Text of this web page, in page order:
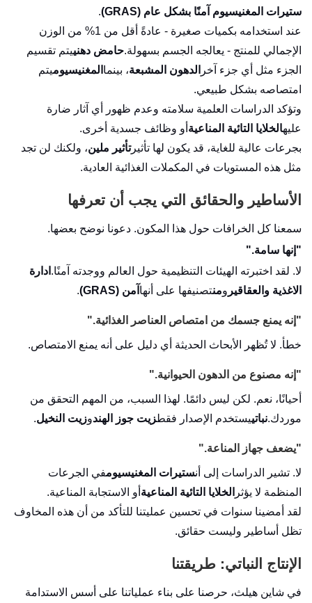
ستيرات المغنيسيوم آمنًا بشكل عام (GRAS)
.
عند استخدامه بكميات صغيرة - عادةً أقل من 1% من الوزن
الإجمالي للمنتج - يعالجه الجسم بسهولة.حامض دهنييتم تقسيم
الجزء مثل أي جزء آخر الدهون المشبعة، بينما المغنيسيوميتم
امتصاصه بشكل طبيعي.
وتؤكد الدراسات العلمية سلامته وعدم ظهور أي آثار ضارة
عليهالخلايا التائية المناعية أو وظائف جسدية أخرى.
بجرعات عالية للغاية، قد يكون لها تأثيرتأثير ملين، ولكنك لن تجد
مثل هذه المستويات في المكملات الغذائية العادية.
الأساطير والحقائق التي يجب أن تعرفها
سمعنا كل الخرافات حول هذا المكون. دعونا نوضح بعضها.
"إنها سامة."
لا. لقد اختبرته الهيئات التنظيمية حول العالم ووجدته آمنًا. ادارة
الاغذية والعقاقير ومنتصنيفها على أنها آمن (GRAS) .
"إنه يمنع جسمك من امتصاص العناصر الغذائية."
خطأ. لا تُظهر الأبحاث الحديثة أي دليل على أنه يمنع الامتصاص.
"إنه مصنوع من الدهون الحيوانية."
أحيانًا، نعم. لكن ليس دائمًا. لهذا السبب، من المهم التحقق من
موردك.نباتييستخدم الإصدار فقطزيت جوز الهندوزيت النخيل.
"يضعف جهاز المناعة."
لا. تشير الدراسات إلى أنستيرات المغنيسيومفي الجرعات
المنظمة لا يؤثر الخلايا التائية المناعية أو الاستجابة المناعية.
لقد أمضينا سنوات في تحسين عمليتنا للتأكد من أن هذه المخاوف
تظل أساطير وليست حقائق.
الإنتاج النباتي: طريقتنا
في شاين هيلث، حرصنا على بناء عملياتنا على أسس الاستدامة